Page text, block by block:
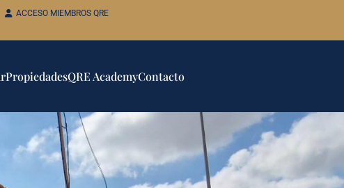
ACCESO MIEMBROS QRE
PropiedadesQRE AcademyContacto